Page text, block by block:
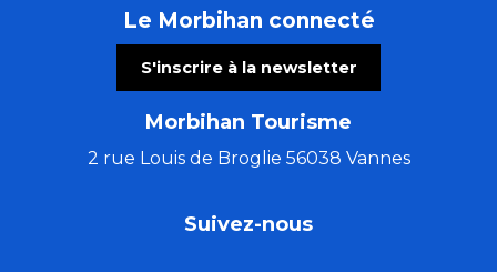
Le Morbihan connecté
S'inscrire à la newsletter
Morbihan Tourisme
2 rue Louis de Broglie 56038 Vannes
Suivez-nous